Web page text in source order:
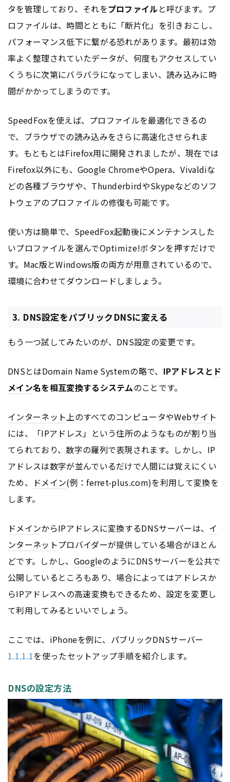
タを管理しており、それをプロファイルと呼びます。プ
ロファイルは、時間とともに「断片化」を引きおこし、
パフォーマンス低下に繋がる恐れがあります。最初は効
率よく整理されていたデータが、何度もアクセスしてい
くうちに次第にバラバラになってしまい、読み込みに時
間がかかってしまうのです。
SpeedFoxを使えば、プロファイルを最適化できるの
で、ブラウザでの読み込みをさらに高速化させられま
す。もともとはFirefox用に開発されましたが、現在では
Firefox以外にも、 Google ChromeやOpera、Vivaldiな
どの各種ブラウザや、ThunderbirdやSkypeなどのソフ
トウェアのプロファイルの修復も可能です。
使い方は簡単で、SpeedFox起動後にメンテナンスした
いプロファイルを選んでOptimize!ボタンを押すだけで
す。Mac版とWindows版の両方が用意されているので、
環境に合わせてダウンロードしましょう。
3. DNS設定をパブリックDNSに変える
もう一つ試してみたいのが、DNS設定の変更です。
DNSとはDomain Name Systemの略で、 IPアドレスと ド
メイン名を相互変換するシステムのことです。
インターネット上のすべてのコンピュータやWebサイト
には、「IPアドレス」という住所のようなものが割り当
てられており、数字の羅列で表現されます。しかし、IP
アドレスは数字が並んでいるだけで人間には覚えにくい
ため、 ドメイン(例：ferret-plus.com)を利用して変換を
します。
ドメインからIPアドレスに変換するDNSサーバーは、 イ
ンターネットプロバイダーが提供している場合がほとん
どです。しかし、 GoogleのようにDNSサーバーを公共で
公開しているところもあり、場合によってはアドレスか
らIPアドレスへの高速変換もできるため、設定を変更し
て利用してみるといいでしょう。
ここでは、iPhoneを例に、パブリックDNSサーバー
1.1.1.1を使ったセットアップ手順を紹介します。
DNSの設定方法